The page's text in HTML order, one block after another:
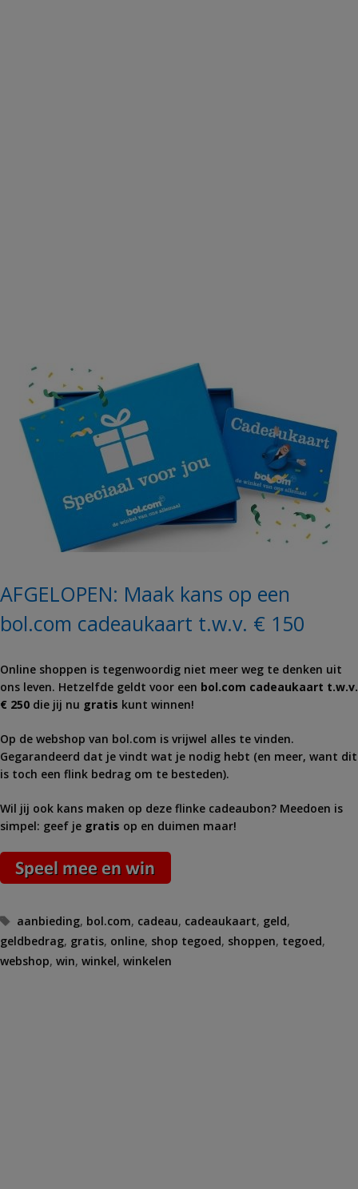
AFGELOPEN: Maak kans op een
bol.com cadeaukaart t.w.v. € 150
Online shoppen is tegenwoordig niet meer weg te denken uit
ons leven. Hetzelfde geldt voor een bol.com cadeaukaart t.w.v.
€ 250 die jij nu gratis kunt winnen!
Op de webshop van bol.com is vrijwel alles te vinden.
Gegarandeerd dat je vindt wat je nodig hebt (en meer, want dit
is toch een flink bedrag om te besteden).
Wil jij ook kans maken op deze flinke cadeaubon? Meedoen is
simpel: geef je gratis op en duimen maar!
Tags
aanbieding, bol.com, cadeau, cadeaukaart, geld,
geldbedrag, gratis, online, shop tegoed, shoppen, tegoed,
webshop, win, winkel, winkelen